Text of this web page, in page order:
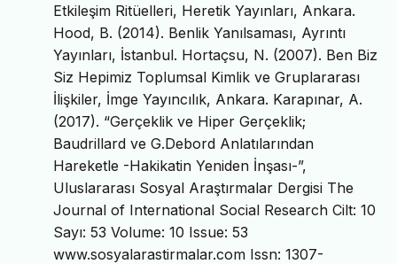
Etkileşim Ritüelleri, Heretik Yayınları, Ankara.
Hood, B. (2014). Benlik Yanılsaması, Ayrıntı
Yayınları, İstanbul. Hortaçsu, N. (2007). Ben Biz
Siz Hepimiz Toplumsal Kimlik ve Gruplararası
İlişkiler, İmge Yayıncılık, Ankara. Karapınar, A.
(2017). “Gerçeklik ve Hiper Gerçeklik;
Baudrillard ve G.Debord Anlatılarından
Hareketle -Hakikatin Yeniden İnşası-”,
Uluslararası Sosyal Araştırmalar Dergisi The
Journal of International Social Research Cilt: 10
Sayı: 53 Volume: 10 Issue: 53
www.sosyalarastirmalar.com Issn: 1307-